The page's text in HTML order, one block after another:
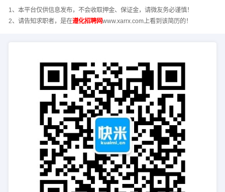
1、本平台仅供信息发布，不会收取押金、保证金，请微友务必谨慎！
2、请告知求职者，是在遵化招聘网www.xarrx.com上看到该简历的！